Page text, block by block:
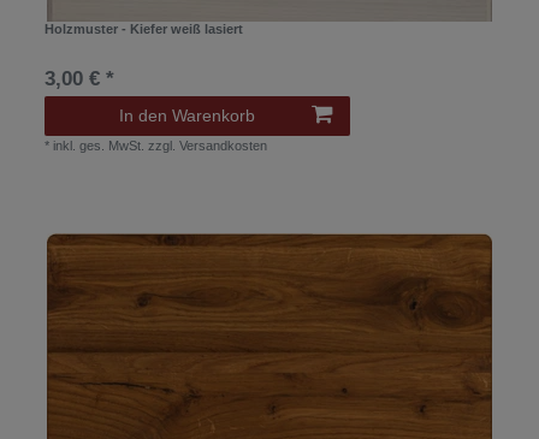
Holzmuster - Kiefer weiß lasiert
3,00 € *
In den Warenkorb
* inkl. ges. MwSt. zzgl.Versandkosten